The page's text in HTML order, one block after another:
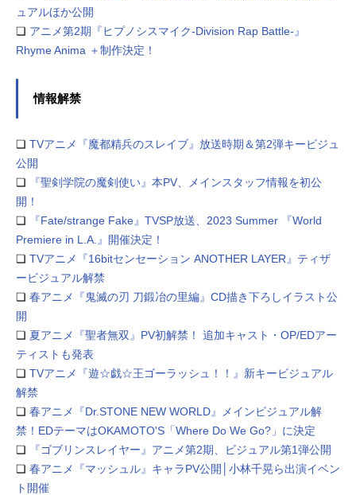
ュアルほか公開
❏ アニメ第2期『ヒプノシスマイク-Division Rap Battle-』
Rhyme Anima ＋制作決定！
情報解禁
❏ TVアニメ『魔都精兵のスレイブ』放送時期＆第2弾キービジュ
公開
❏
『聖剣学院の魔剣使い』本PV、メインスタッフ情報を初公
開！
❏
『Fate/strange Fake』TVSP放送、2023 Summer 『World
Premiere in L.A.』開催決定！
❏ TVアニメ『16bitセンセーション ANOTHER LAYER』ティザ
ービジュアル解禁
❏ 春アニメ『鬼滅の刃 刀鍛冶の里編』CD描き下ろしイラスト公
開
❏ 夏アニメ『聖者無双』PV初解禁！ 追加キャスト・OP/EDアー
ティストも発表
❏ TVアニメ『遊☆戯☆王ゴーラッシュ！！』新キービジュアル
解禁
❏ 春アニメ『Dr.STONE NEW WORLD』メインビジュアル解
禁！EDテーマはOKAMOTO'S「Where Do We Go?」に決定
❏
『ゴブリンスレイヤー』アニメ第2期、ビジュアル第1弾公開
❏ 春アニメ『マッシュル』キャラPV公開│小林千晃ら出演イベン
ト開催